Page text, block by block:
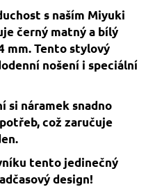
s naším Miyuki
černý matný a bílý
mm. Tento stylový
nošení i speciální
si náramek snadno
což zaručuje
tento jedinečný
design!